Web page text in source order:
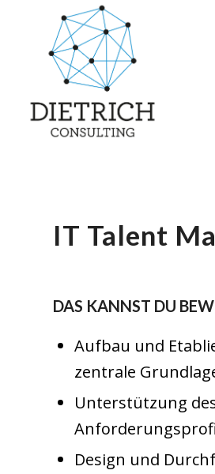
IT Talent
DAS KANNST DU
Aufbau und
zentrale
Unterstützung
Design und